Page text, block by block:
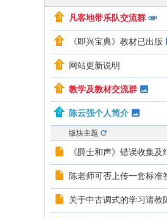
凡客地带乐队交流群
《即兴宝典》教材已出版
网站更新说明
教学及教材交流群
陈云强个人简介
版块主题
《爵士和声》错误收集及
陈老师可否上传一套标准
关于中古调式的学习请教